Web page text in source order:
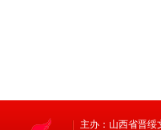
主办：山西省晋